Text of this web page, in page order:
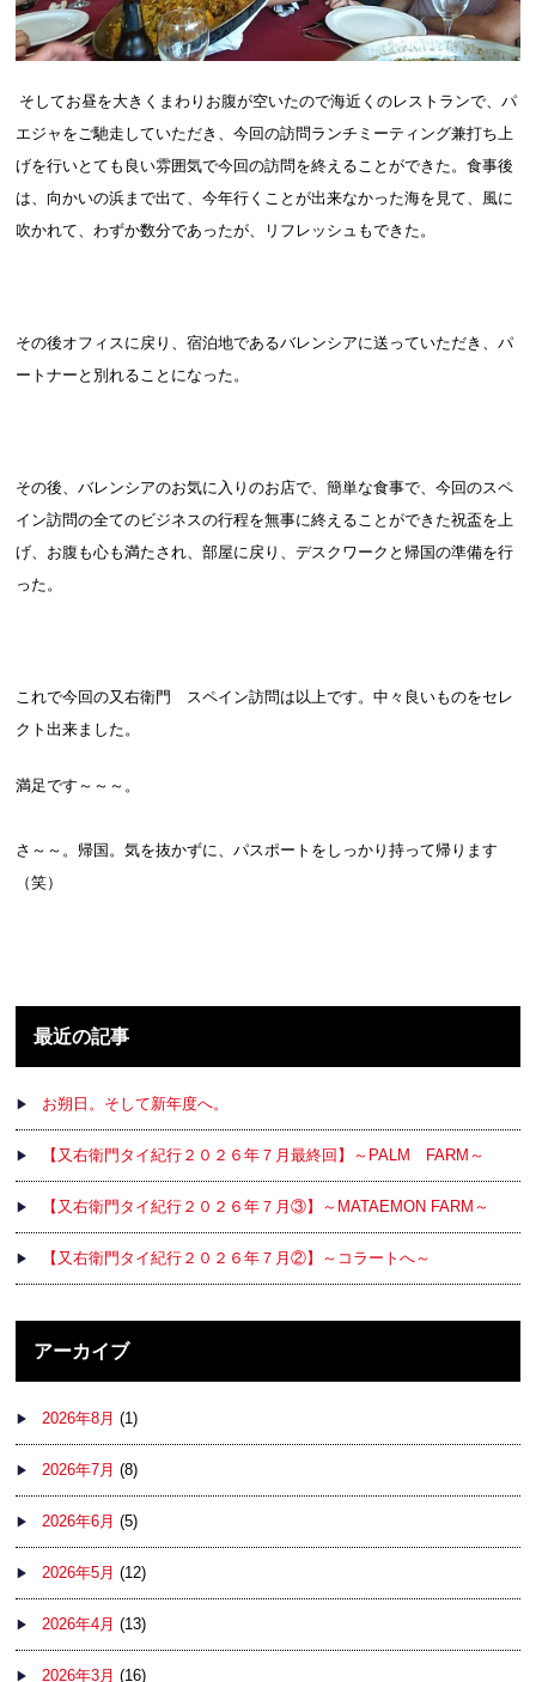
そしてお昼を大きくまわりお腹が空いたので海近くのレストランで、パ
エジャをご馳走していただき、今回の訪問ランチミーティング兼打ち上
げを行いとても良い雰囲気で今回の訪問を終えることができた。食事後
は、向かいの浜まで出て、今年行くことが出来なかった海を見て、風に
吹かれて、わずか数分であったが、リフレッシュもできた。
その後オフィスに戻り、宿泊地であるバレンシアに送っていただき、パ
ートナーと別れることになった。
その後、バレンシアのお気に入りのお店で、簡単な食事で、今回のスペ
イン訪問の全てのビジネスの行程を無事に終えることができた祝盃を上
げ、お腹も心も満たされ、部屋に戻り、デスクワークと帰国の準備を行
った。
これで今回の又右衛門 スペイン訪問は以上です。中々良いものをセレ
クト出来ました。
満足です～～～。
さ～～。帰国。気を抜かずに、パスポートをしっかり持って帰ります
（笑）
最近の記事
お朔日。そして新年度へ。
【又右衛門タイ紀行２０２６年７月最終回】～PALM FARM～
【又右衛門タイ紀行２０２６年７月③】～MATAEMON FARM～
【又右衛門タイ紀行２０２６年７月②】～コラートへ～
アーカイブ
2026年8月 (1)
2026年7月 (8)
2026年6月 (5)
2026年5月 (12)
2026年4月 (13)
2026年3月 (16)